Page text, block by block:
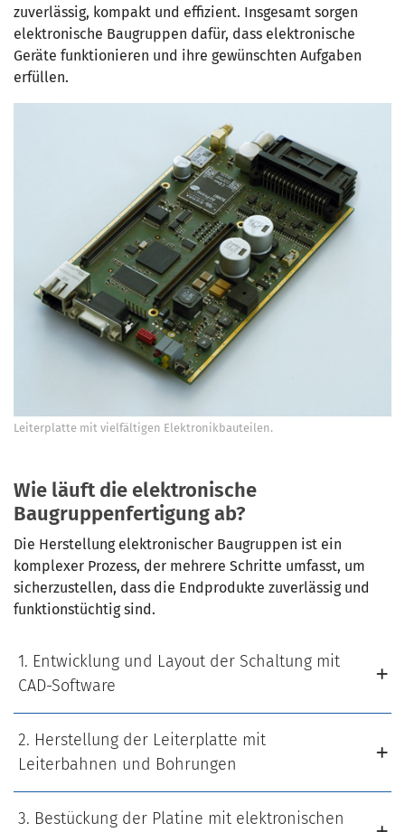
zuverlässig, kompakt und effizient. Insgesamt sorgen
elektronische Baugruppen dafür, dass elektronische
Geräte funktionieren und ihre gewünschten Aufgaben
erfüllen.
Leiterplatte mit vielfältigen Elektronikbauteilen.
Wie läuft die elektronische
Baugruppenfertigung ab?
Die Herstellung elektronischer Baugruppen ist ein
komplexer Prozess, der mehrere Schritte umfasst, um
sicherzustellen, dass die Endprodukte zuverlässig und
funktionstüchtig sind.
1. Entwicklung und Layout der Schaltung mit
CAD-Software
2. Herstellung der Leiterplatte mit
Leiterbahnen und Bohrungen
3. Bestückung der Platine mit elektronischen